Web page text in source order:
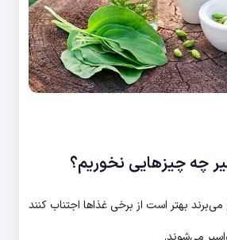
چه چیزهایی نخوریم؟
می‌برند بهتر است از برخی غذاها اجتناب کنند